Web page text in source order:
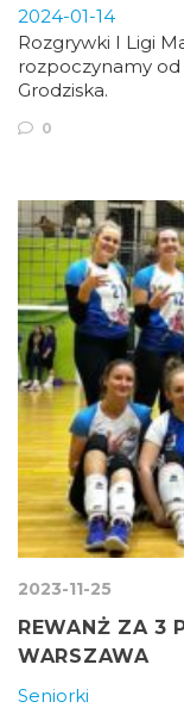
2024-01-14
Rozgrywki I Ligi
rozpoczynamy od
Grodziska.
0
2023-11-25
REWANŻ ZA 3
WARSZAWA
Seniorki